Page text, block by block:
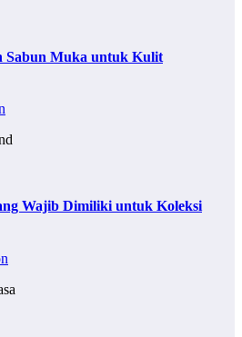
Sabun Muka untuk Kulit
Wajib Dimiliki untuk Koleksi